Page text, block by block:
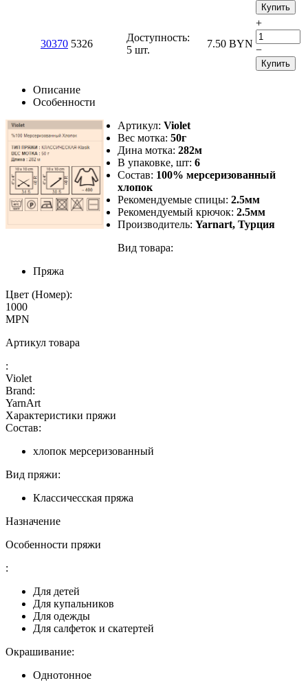
Купить
30370 5326
Доступность:
5 шт.
7.50 BYN
+
−
Купить
Описание
Особенности
Артикул: Violet
Вес мотка: 50г
Дина мотка: 282м
В упаковке, шт: 6
Состав: 100% мерсеризованный
хлопок
Рекомендуемые спицы: 2.5мм
Рекомендуемый крючок: 2.5мм
Производитель: Yarnart, Турция
Вид товара:
Пряжа
Цвет (Номер):
1000
MPN
Артикул товара
:
Violet
Brand:
YarnArt
Характеристики пряжи
Состав:
хлопок мерсеризованный
Вид пряжи:
Классичесская пряжа
Назначение
Особенности пряжи
:
Для детей
Для купальников
Для одежды
Для салфеток и скатертей
Окрашивание:
Однотонное